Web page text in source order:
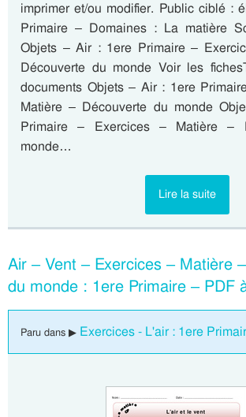
imprimer et/ou modifier. Public ciblé :
Primaire – Domaines : La matière
Objets – Air : 1ere Primaire –
Découverte du monde Voir les
documents Objets – Air : 1ere
Matière – Découverte du monde
Primaire – Exercices – Matière –
monde…
Lire la suite
Air – Vent – Exercices – Matière
du monde : 1ere Primaire – PDF
Paru dans ▶ Exercices - L'air : 1ere